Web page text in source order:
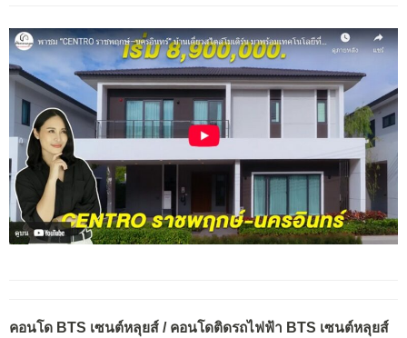
คอนโด BTS เซนต์หลุยส์ / คอนโดติดรถไฟฟ้า BTS เซนต์หลุยส์